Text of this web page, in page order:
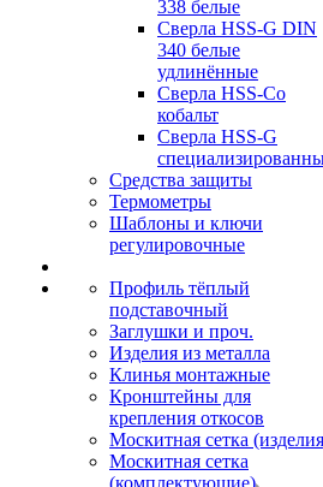
338 белые
Сверла HSS-G DIN
340 белые
удлинённые
Сверла HSS-Co
кобальт
Сверла HSS-G
Средства защиты
Термометры
Шаблоны и ключи
регулировочные
Профиль тёплый
подставочный
Заглушки и проч.
Изделия из металла
Клинья монтажные
Кронштейны для
крепления откосов
Москитная сетка
Москитная сетка
(комплектующие)